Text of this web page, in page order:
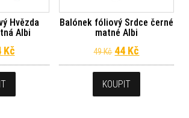
Hvězda
Albi
cena byla: 49 Kč.
KčAktuální cena je: 44 Kč.
Balónek fóliový Srdce černé
matné Albi
49Kč Původní cena
44 Kč
KOUPIT